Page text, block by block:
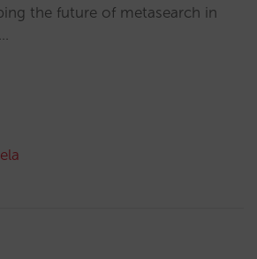
the future of metasearch in